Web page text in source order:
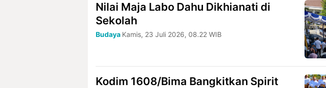
Nilai Maja Labo Dahu Dikhianati di
Sekolah
Budaya Kamis, 23 Juli 2026, 08.22 WIB
Kodim 1608/Bima Bangkitkan Spirit